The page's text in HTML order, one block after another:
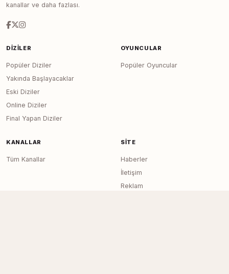
kanallar ve daha fazlası.
DIZILER
Popüler Diziler
Yakında Başlayacaklar
Eski Diziler
Online Diziler
Final Yapan Diziler
OYUNCULAR
Popüler Oyuncular
KANALLAR
Tüm Kanallar
SITE
Haberler
İletişim
Reklam